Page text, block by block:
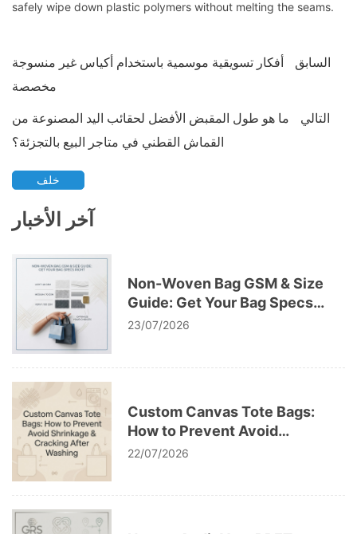
safely wipe down plastic polymers without melting the seams.
السابق
أفكار تسويقية موسمية باستخدام أكياس غير منسوجة
مخصصة
التالي
ما هو طول المقبض الأفضل لحقائب اليد المصنوعة من
القماش القطني في متاجر البيع بالتجزئة؟
خلف
آخر الأخبار
Non-Woven Bag GSM & Size
Guide: Get Your Bag Specs
Right
23/07/2026
Custom Canvas Tote Bags:
How to Prevent Avoid
Shrinkage & Cracking After
22/07/2026